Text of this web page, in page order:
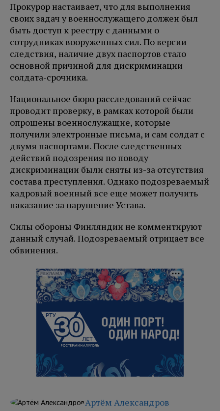
Прокурор настаивает, что для выполнения
своих задач у военнослужащего должен был
быть доступ к реестру с данными о
сотрудниках вооруженных сил. По версии
следствия, наличие двух паспортов стало
основной причиной для дискриминации
солдата-срочника.
Национальное бюро расследований сейчас
проводит проверку, в рамках которой были
опрошены военнослужащие, которые
получили электронные письма, и сам солдат с
двумя паспортами. После следственных
действий подозрения по поводу
дискриминации были сняты из-за отсутствия
состава преступления. Однако подозреваемый
кадровый военный все еще может получить
наказание за нарушение Устава.
Силы обороны Финляндии не комментируют
данный случай. Подозреваемый отрицает все
обвинения.
РЕКЛАМА
Артём Александров